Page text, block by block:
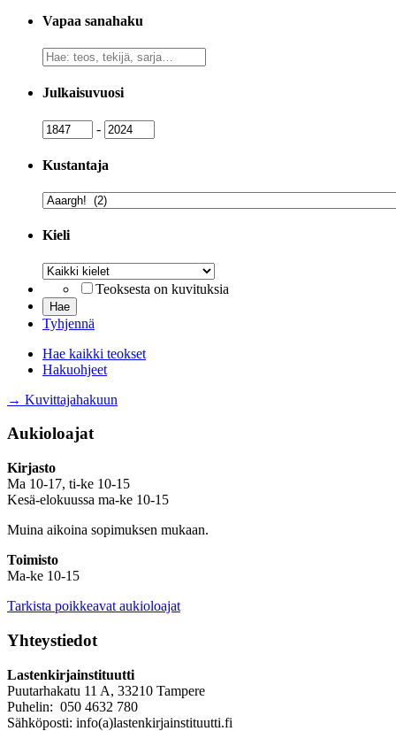
Vapaa sanahaku
Vapaa
sanahaku
Julkaisuvuosi
Julkaisuvuosi
- Julkaisuvuosi
Kustantaja
Kustantaja
Kieli
Kieli
Teoksesta on kuvituksia
Tyhjennä
Hae kaikki teokset
Hakuohjeet
→ Kuvittajahakuun
Aukioloajat
Kirjasto
Ma 10-17, ti-ke 10-15
Kesä-elokuussa ma-ke 10-15
Muina aikoina sopimuksen mukaan.
Toimisto
Ma-ke 10-15
Tarkista poikkeavat aukioloajat
Yhteystiedot
Lastenkirjainstituutti
Puutarhakatu 11 A, 33210 Tampere
Puhelin: 050 4632 780
Sähköposti: info(a)lastenkirjainstituutti.fi